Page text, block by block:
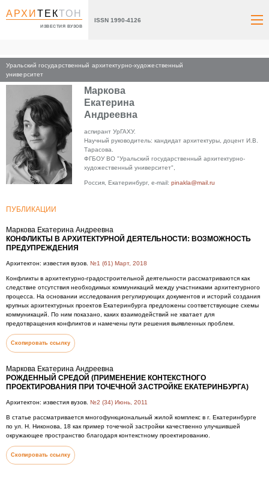
АРХИТЕКТОН
ИЗВЕСТИЯ ВУЗОВ
ISSN 1990-4126
Уральский государственный архитектурно-художественный
университет
Главная
Маркова
Екатерина
Андреевна
аспирант УрГАХУ.
Научный руководитель: кандидат архитектуры, доцент И.В.
Тарасова.
ФГБОУ ВО "Уральский государственный архитектурно-
художественный университет",
Россия, Екатеринбург, e-mail: pinakla@mail.ru
ПУБЛИКАЦИИ
Маркова Екатерина Андреевна
КОНФЛИКТЫ В АРХИТЕКТУРНОЙ ДЕЯТЕЛЬНОСТИ: ВОЗМОЖНОСТЬ
ПРЕДУПРЕЖДЕНИЯ
Архитектон: известия вузов. №1 (61) Март, 2018
Конфликты в архитектурно-градостроительной деятельности рассматриваются как
следствие отсутствия необходимых коммуникаций между участниками архитектурного
процесса. На основании исследования регулирующих документов и историй создания
крупных архитектурных проектов Екатеринбурга предложены соответствующие схемы
коммуникаций. По ним показано, каких взаимодействий не хватает для
предотвращения конфликтов и намечены пути решения выявленных проблем.
Скопировать ссылку
Маркова Екатерина Андреевна
РОЖДЕННЫЙ СРЕДОЙ (ПРИМЕНЕНИЕ КОНТЕКСТНОГО
ПРОЕКТИРОВАНИЯ ПРИ ТОЧЕЧНОЙ ЗАСТРОЙКЕ ЕКАТЕРИНБУРГА)
Архитектон: известия вузов. №2 (34) Июнь, 2011
В статье рассматривается многофункциональный жилой комплекс в г. Екатеринбурге
по ул. Н. Никонова, 18 как пример точечной застройки качественно улучшившей
окружающее пространство благодаря контекстному проектированию.
Скопировать ссылку